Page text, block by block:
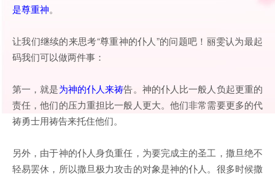
是尊重神。
让我们继续的来思考“尊重神的仆人”的问题吧！丽雯认为最起
码我们可以做两件事：
第一，就是为神的仆人来祷告。神的仆人比一般人负起更重的
责任，他们的压力重担比一般人更大。他们非常需要更多的代
祷勇士用祷告来托住他们。
另外，由于神的仆人身负重任，为要完成主的圣工，撒旦绝不
轻易罢休，所以撒旦极力攻击的对象是神的仆人。很多时候撒